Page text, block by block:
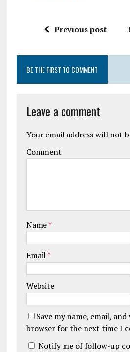
Previous post
BE THE FIRST TO COMMENT
Leave a comment
Your email address will not
Comment
Name*
Email*
Website
Save my name, email,
browser for the next time I
Notify me of follow-up